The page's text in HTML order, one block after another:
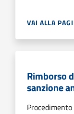
VAI ALLA
Rimborso
sanzione